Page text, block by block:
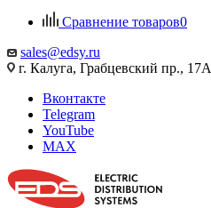
Сравнение товаров0
sales@edsy.ru
г. Калуга, Грабцевский пр., 17А
Вконтакте
Telegram
YouTube
MAX